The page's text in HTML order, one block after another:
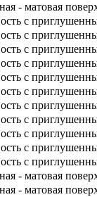
- матовая
с
с
с
с
с
с
с
с
с
с
с
- матовая
- матовая